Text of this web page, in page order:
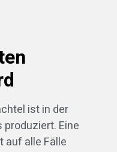
ist in der
Eine
auf alle Fälle